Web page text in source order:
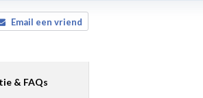
Email een vriend
& FAQs